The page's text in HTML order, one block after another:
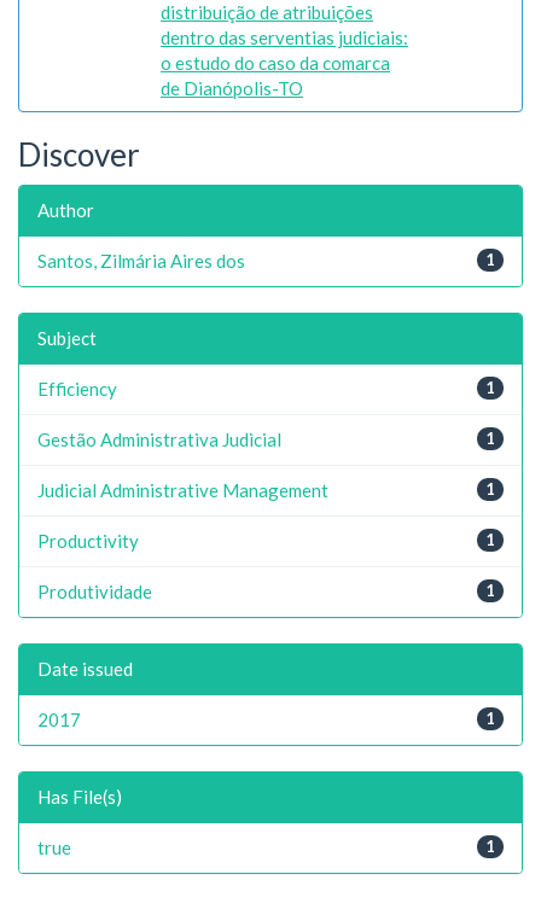
distribuição de atribuições
dentro das serventias judiciais:
o estudo do caso da comarca
de Dianópolis-TO
Discover
Author
1
Santos, Zilmária Aires dos
Subject
1
Efficiency
1
Gestão Administrativa Judicial
1
Judicial Administrative Management
1
Productivity
1
Produtividade
Date issued
1
2017
Has File(s)
1
true